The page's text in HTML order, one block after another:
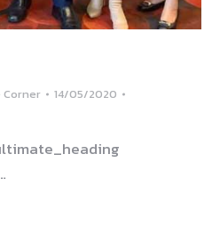
Corner
14/05/2020